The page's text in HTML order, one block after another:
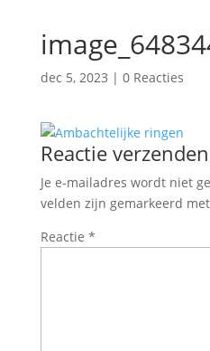
dec 5, 2023 | 0 Reacties
Reactie verzenden
Je e-mailadres wordt niet
velden zijn gemarkeerd met
Reactie *